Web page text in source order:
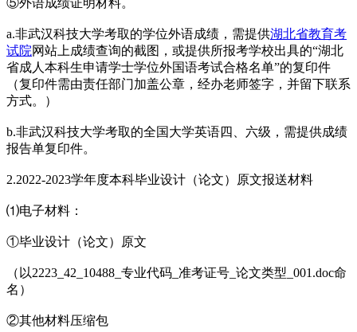
a.非武汉科技大学考取的学位外语成绩，需提供湖北省教育考
试院网站上成绩查询的截图，或提供所报考学校出具的“湖北
省成人本科生申请学士学位外国语考试合格名单”的复印件
（复印件需由责任部门加盖公章，经办老师签字，并留下联系
方式。）
b.非武汉科技大学考取的全国大学英语四、六级，需提供成绩
报告单复印件。
2.2022-2023学年度本科毕业设计（论文）原文报送材料
⑴电子材料：
①毕业设计（论文）原文
（以2223_42_10488_专业代码_准考证号_论文类型_001.doc命
名）
②其他材料压缩包